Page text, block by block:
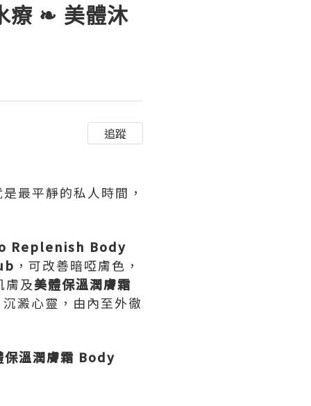
療 ❧ 美體沐
追蹤
最平靜的私人時間，
Replenish Body
，可改善暗啞膚色，
膚及美體保溫潤膚霜
澱心靈，由內至外徹
保溫潤膚霜 Body